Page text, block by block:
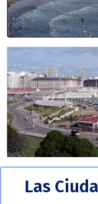
Las